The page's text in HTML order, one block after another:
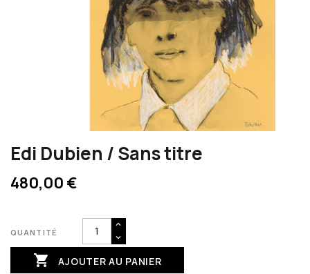
Edi Dubien / Sans titre
480,00 €
QUANTITÉ
 AJOUTER AU PANIER